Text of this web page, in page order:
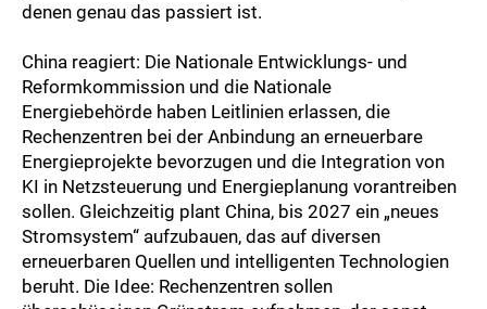
denen genau das passiert ist.
China reagiert: Die Nationale Entwicklungs- und
Reformkommission und die Nationale
Energiebehörde haben Leitlinien erlassen, die
Rechenzentren bei der Anbindung an erneuerbare
Energieprojekte bevorzugen und die Integration von
KI in Netzsteuerung und Energieplanung vorantreiben
sollen. Gleichzeitig plant China, bis 2027 ein „neues
Stromsystem“ aufzubauen, das auf diversen
erneuerbaren Quellen und intelligenten Technologien
beruht. Die Idee: Rechenzentren sollen